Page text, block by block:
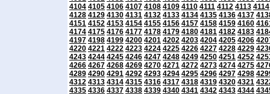
4104 4105 4106 4107 4108 4109 4110 4111 4112 4113 4114
4128 4129 4130 4131 4132 4133 4134 4135 4136 4137
4151 4152 4153 4154 4155 4156 4157 4158 4159 4160
4174 4175 4176 4177 4178 4179 4180 4181 4182 4183
4197 4198 4199 4200 4201 4202 4203 4204 4205 4206
4220 4221 4222 4223 4224 4225 4226 4227 4228 4229
4243 4244 4245 4246 4247 4248 4249 4250 4251 4252
4266 4267 4268 4269 4270 4271 4272 4273 4274 4275
4289 4290 4291 4292 4293 4294 4295 4296 4297 4298
4312 4313 4314 4315 4316 4317 4318 4319 4320 4321
4335 4336 4337 4338 4339 4340 4341 4342 4343 4344